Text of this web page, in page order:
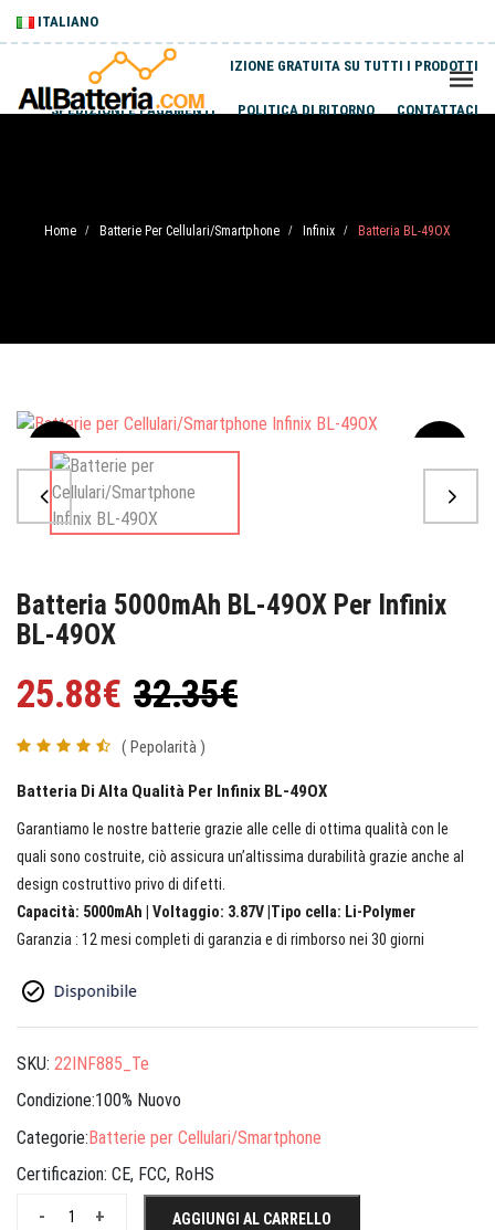
ITALIANO
SPEDIZIONE GRATUITA SU TUTTI I PRODOTTI
SPEDIZIONI E PAGAMENTI POLITICA DI RITORNO CONTATTACI
Home / Batterie Per Cellulari/Smartphone / Infinix / Batteria BL-49OX
Sale
Batteria 5000mAh BL-49OX Per Infinix
BL-49OX
25.88€ 32.35€
( Pepolarità )
Batteria Di Alta Qualità Per Infinix BL-49OX
Garantiamo le nostre batterie grazie alle celle di ottima qualità con le
quali sono costruite, ciò assicura un’altissima durabilità grazie anche al
design costruttivo privo di difetti.
Capacità: 5000mAh | Voltaggio: 3.87V |Tipo cella: Li-Polymer
Garanzia : 12 mesi completi di garanzia e di rimborso nei 30 giorni
SKU: 22INF885_Te
Condizione:100% Nuovo
Categorie:Batterie per Cellulari/Smartphone
Certificazion: CE, FCC, RoHS
+
- AGGIUNGI AL CARRELLO